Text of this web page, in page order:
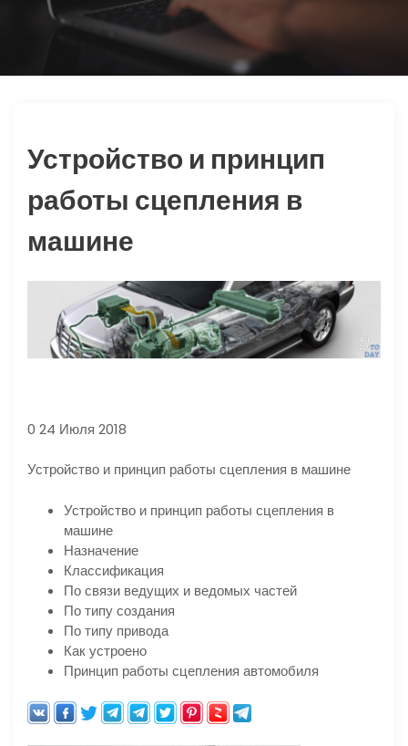
Устройство и принцип
работы сцепления в
машине
0 24 Июля 2018
Устройство и принцип работы сцепления в машине
Устройство и принцип работы сцепления в
машине
Назначение
Классификация
По связи ведущих и ведомых частей
По типу создания
По типу привода
Как устроено
Принцип работы сцепления автомобиля